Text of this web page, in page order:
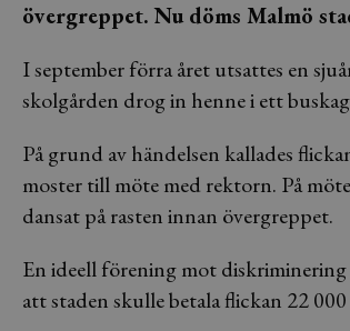
övergreppet. Nu döms Malmö
I september förra året utsattes en
skolgården drog in henne i ett
På grund av händelsen kallades
moster till möte med rektorn. På
dansat på rasten innan övergreppet.
En ideell förening mot
att staden skulle betala flickan 22